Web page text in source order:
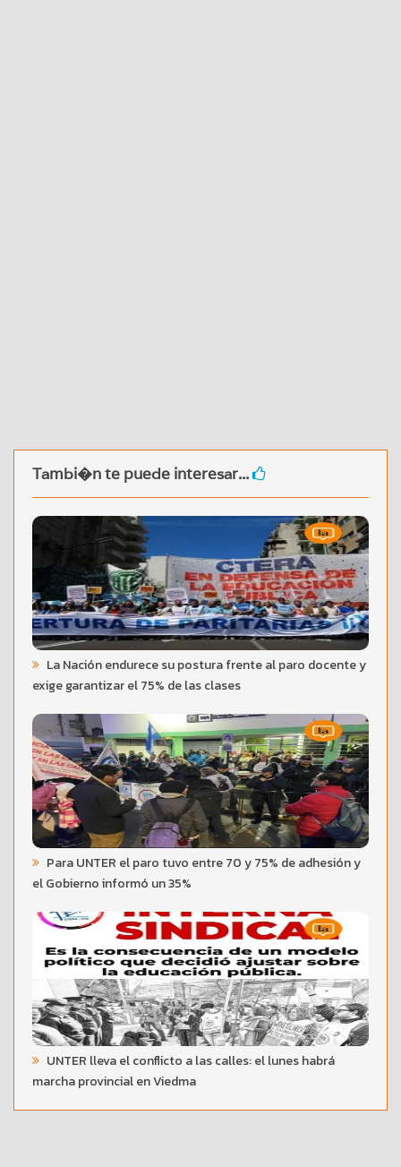
Tambi�n te puede interesar...
La Nación endurece su postura frente al paro docente y
exige garantizar el 75% de las clases
Para UNTER el paro tuvo entre 70 y 75% de adhesión y
el Gobierno informó un 35%
UNTER lleva el conflicto a las calles: el lunes habrá
marcha provincial en Viedma